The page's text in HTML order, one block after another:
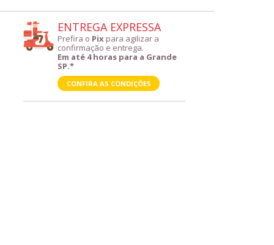
ENTREGA EXPRESSA
Prefira o Pix para agilizar a
confirmação e entrega.
Em até 4 horas para a Grande
SP.*
CONFIRA AS CONDIÇÕES